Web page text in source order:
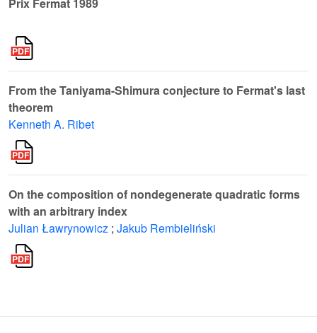
From the Taniyama-Shimura conjecture to Fermat's last
theorem
Kenneth A. Ribet
On the composition of nondegenerate quadratic forms
with an arbitrary index
Julian Ławrynowicz ; Jakub Rembieliński